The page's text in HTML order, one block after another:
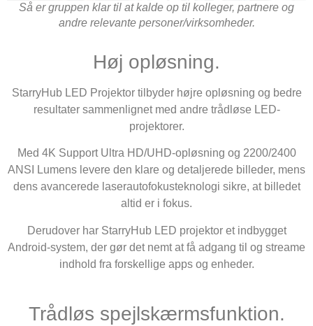
Så er gruppen klar til at kalde op til kolleger, partnere og
andre relevante personer/virksomheder.
Høj opløsning.
StarryHub LED Projektor tilbyder højre opløsning og bedre
resultater sammenlignet med andre trådløse LED-
projektorer.
Med 4K Support Ultra HD/UHD-opløsning og 2200/2400
ANSI Lumens levere den klare og detaljerede billeder, mens
dens avancerede laserautofokusteknologi sikre, at billedet
altid er i fokus.
Derudover har StarryHub LED projektor et indbygget
Android-system, der gør det nemt at få adgang til og streame
indhold fra forskellige apps og enheder.
Trådløs spejlskærmsfunktion.